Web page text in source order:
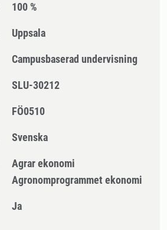
100 %
Uppsala
Campusbaserad undervisning
SLU-30212
FÖ0510
Svenska
Agrar ekonomi
Agronomprogrammet ekonomi
Ja